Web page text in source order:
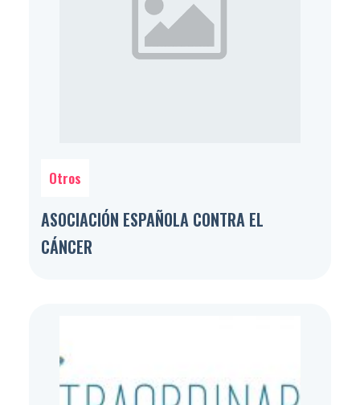
Otros
ASOCIACIÓN ESPAÑOLA CONTRA EL
CÁNCER